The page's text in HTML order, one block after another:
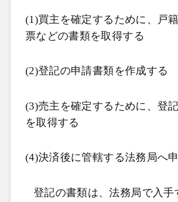
(1)買主を確定するために、戸
票などの書類を取得する
(2)登記の申請書類を作成する
(3)売主を確定するために、登
を取得する
(4)決済後に管轄する法務局へ
登記の書類は、法務局で入手